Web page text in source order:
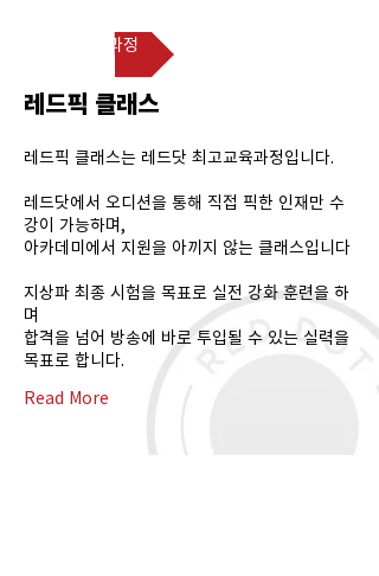
최고급진출과정
레드픽 클래스
레드픽 클래스는 레드닷 최고교육과정입니다.
레드닷에서 오디션을 통해 직접 픽한 인재만 수
강이 가능하며,
아카데미에서 지원을 아끼지 않는 클래스입니다
지상파 최종 시험을 목표로 실전 강화 훈련을 하
며
합격을 넘어 방송에 바로 투입될 수 있는 실력을
목표로 합니다.
Read More